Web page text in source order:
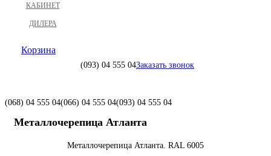
КАБИНЕТ
ДИЛЕРА
Корзина
(093) 04 555 04Заказать звонок
(068) 04 555 04(066) 04 555 04(093) 04 555 04
Металлочерепица Атланта
Металлочерепица Атланта. RAL 6005